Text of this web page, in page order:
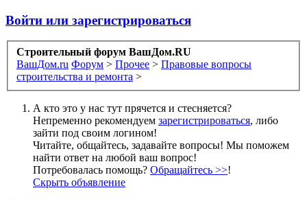
Войти или зарегистрироваться
Строительный форум ВашДом.RU
ВашДом.ru Форум > Прочее > Правовые вопросы
строительства и ремонта >
А кто это у нас тут прячется и стесняется?
Непременно рекомендуем зарегистрироваться, либо
зайти под своим логином!
Читайте, общайтесь, задавайте вопросы! Мы поможем
найти ответ на любой ваш вопрос!
Потребовалась помощь? Обращайтесь >>!
Скрыть объявление